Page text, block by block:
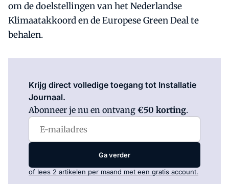
om de doelstellingen van het Nederlandse
Klimaatakkoord en de Europese Green Deal te
behalen.
Krijg direct volledige toegang tot Installatie
Journaal.
Abonneer je nu en ontvang €50 korting.
Ga verder
of lees 2 artikelen per maand met een gratis account.